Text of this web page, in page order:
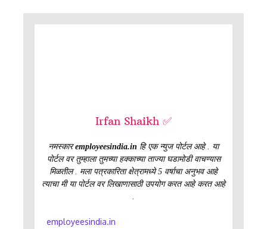
Irfan Shaikh ✅
नमस्कारemployeesindia.in हि एक न्युज पोर्टल आहे . या
पोर्टल वर तुम्हाला तुमच्या हक्काच्या ताज्या घडामोडी वाचण्यास
मिळतील . मला पत्रकारिता क्षेत्रामध्ये 5 वर्षाचा अनुभव आहे
त्याचा मी या पोर्टल वर लिखाणासाठी उपयोग करत आहे करत आहे
.
employeesindia.in